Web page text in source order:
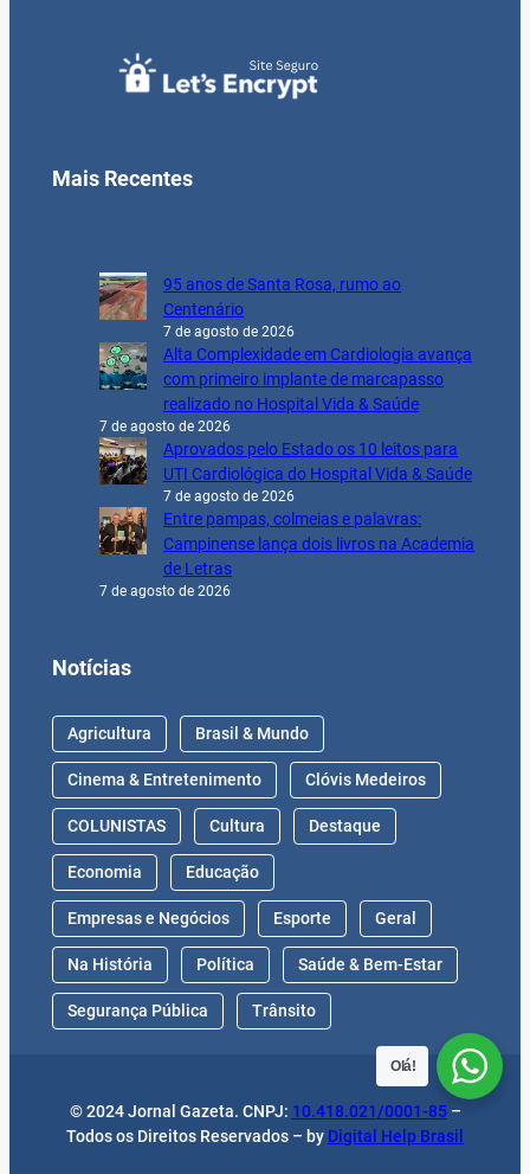
Mais Recentes
95 anos de Santa Rosa, rumo ao
Centenário
7 de agosto de 2026
Alta Complexidade em Cardiologia avança
com primeiro implante de marcapasso
realizado no Hospital Vida & Saúde
7 de agosto de 2026
Aprovados pelo Estado os 10 leitos para
UTI Cardiológica do Hospital Vida & Saúde
7 de agosto de 2026
Entre pampas, colmeias e palavras:
Campinense lança dois livros na Academia
de Letras
7 de agosto de 2026
Notícias
Agricultura Brasil & Mundo
Cinema & Entretenimento Clóvis Medeiros
COLUNISTAS Cultura Destaque
Economia Educação
Empresas e Negócios Esporte Geral
Na História Política Saúde & Bem-Estar
Segurança Pública Trânsito
© 2024 Jornal Gazeta. CNPJ: 10.418.021/0001-85–
Todos os Direitos Reservados – by Digital Help Brasil
Olá!